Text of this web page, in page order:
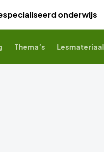
onderwijs
Thema’s Lesmateriaal